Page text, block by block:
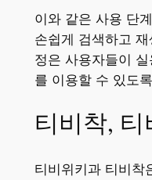
이와 같은 사용 단
손쉽게 검색하고
정은 사용자들이
를 이용할 수 있도
티비착,
티비위키과 티비착